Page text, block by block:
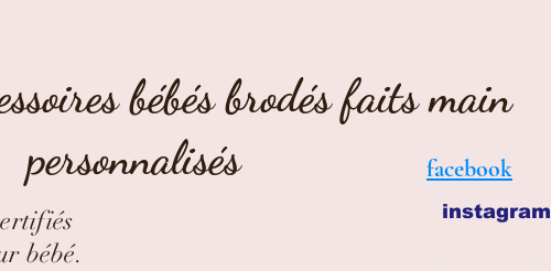
bébés brodés faits main
personnalisés
facebook
instagram
bébé.